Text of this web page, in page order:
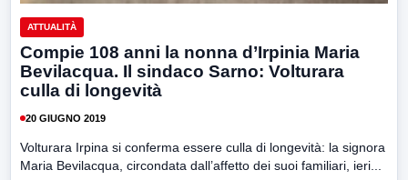
ATTUALITÀ
Compie 108 anni la nonna d’Irpinia Maria
Bevilacqua. Il sindaco Sarno: Volturara
culla di longevità
20 GIUGNO 2019
Volturara Irpina si conferma essere culla di longevità: la signora
Maria Bevilacqua, circondata dall’affetto dei suoi familiari, ieri...